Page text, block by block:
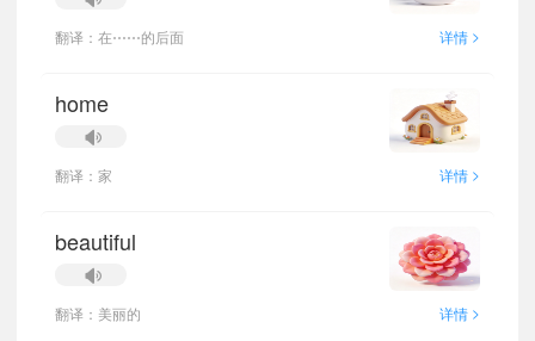
翻译：在⋯⋯的后面 详情 >
home
翻译：家 详情 >
beautiful
翻译：美丽的 详情 >